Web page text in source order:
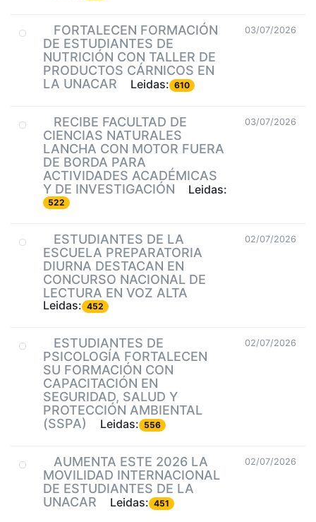
FORTALECEN FORMACIÓN
DE ESTUDIANTES DE
NUTRICIÓN CON TALLER DE
PRODUCTOS CÁRNICOS EN
LA UNACAR
Leidas: 610
03/07/2026
RECIBE FACULTAD DE
CIENCIAS NATURALES
LANCHA CON MOTOR FUERA
DE BORDA PARA
ACTIVIDADES ACADÉMICAS
Y DE INVESTIGACIÓN
Leidas:
522
03/07/2026
ESTUDIANTES DE LA
ESCUELA PREPARATORIA
DIURNA DESTACAN EN
CONCURSO NACIONAL DE
LECTURA EN VOZ ALTA
Leidas: 452
02/07/2026
ESTUDIANTES DE
PSICOLOGÍA FORTALECEN
SU FORMACIÓN CON
CAPACITACIÓN EN
SEGURIDAD, SALUD Y
PROTECCIÓN AMBIENTAL
(SSPA)
Leidas: 556
02/07/2026
AUMENTA ESTE 2026 LA
MOVILIDAD INTERNACIONAL
DE ESTUDIANTES DE LA
UNACAR
Leidas: 451
02/07/2026